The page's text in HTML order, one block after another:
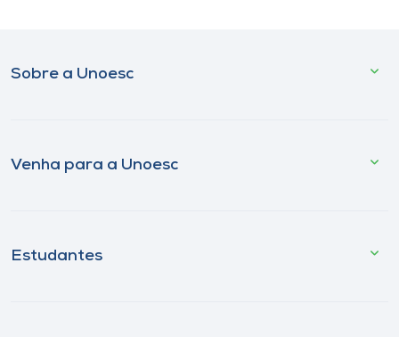
Sobre a Unoesc
Venha para a Unoesc
Estudantes